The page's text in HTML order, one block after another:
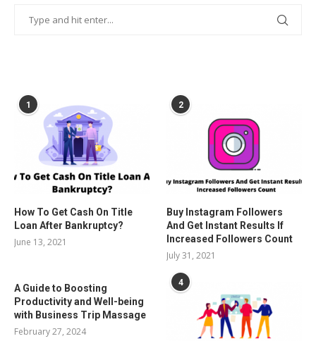
1
How To Get Cash On Title
Loan After Bankruptcy?
June 13, 2021
2
Buy Instagram Followers
And Get Instant Results If
Increased Followers Count
July 31, 2021
A Guide to Boosting
Productivity and Well-being
with Business Trip Massage
February 27, 2024
4